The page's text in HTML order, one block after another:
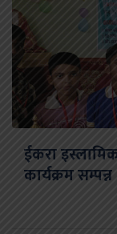
ईकरा
कार्यक्रम सम्पन्न